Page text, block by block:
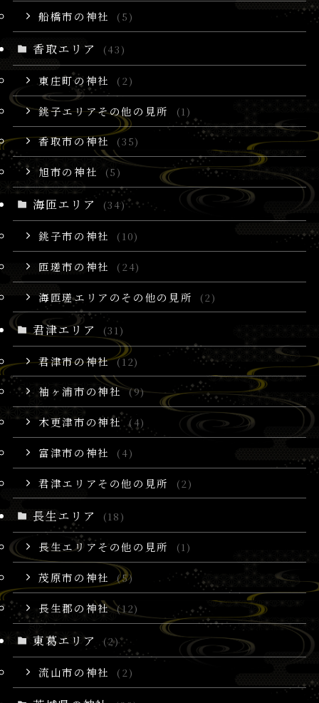
船橋市の神社 (5)
香取エリア (43)
東庄町の神社 (2)
銚子エリアその他の見所 (1)
香取市の神社 (35)
旭市の神社 (5)
海匝エリア (34)
銚子市の神社 (10)
匝瑳市の神社 (24)
海匝瑳エリアのその他の見所 (2)
君津エリア (31)
君津市の神社 (12)
袖ヶ浦市の神社 (9)
木更津市の神社 (4)
富津市の神社 (4)
君津エリアその他の見所 (2)
長生エリア (18)
長生エリアその他の見所 (1)
茂原市の神社 (5)
長生郡の神社 (12)
東葛エリア (2)
流山市の神社 (2)